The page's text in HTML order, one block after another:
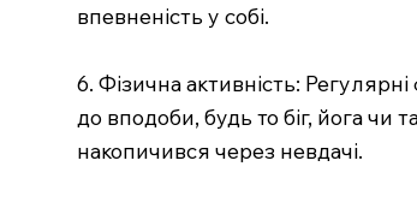
впевненість у собі.
6. Фізична активність:
до вподоби, будь то біг, йога
накопичився через невдачі.